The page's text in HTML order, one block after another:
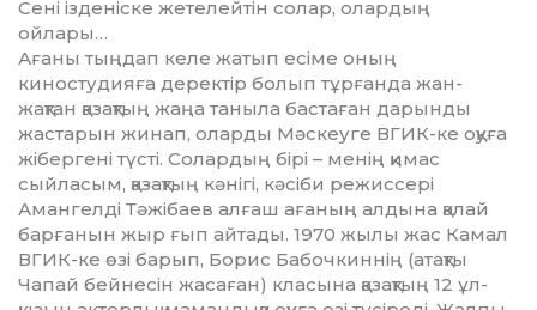
Сені ізденіске жетелейтін солар, олардың
ойлары…
Ағаны тыңдап келе жатып есі­ме оның
киностудияға деректір бо­лып тұрғанда жан-
жақтан қа­зақ­­тың жаңа таныла бастаған да­рынды
жастарын жинап, оларды Мәскеуге ВГИК-ке оқуға
жі­бер­гені түсті. Солардың бірі – менің қимас
сыйласым, қазақтың кә­нігі, кәсіби режиссері
Амангелді Тәжібаев алғаш ағаның алдына қалай
барғанын жыр ғып айтады. 1970 жылы жас Камал
ВГИК-ке өзі барып, Борис Бабочкиннің (атақ­ты
Чапай бейнесін жасаған) класына қазақтың 12 ұл-